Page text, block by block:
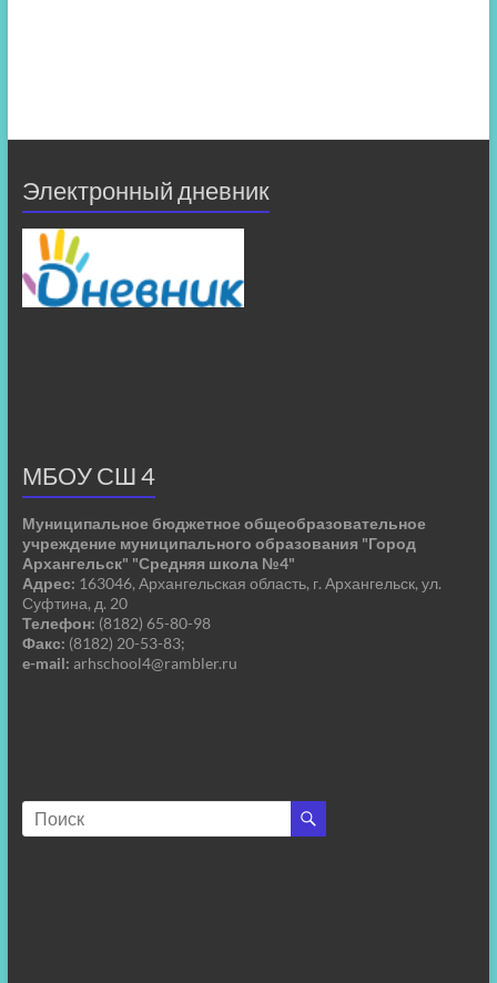
Электронный дневник
МБОУ СШ 4
Муниципальное бюджетное общеобразовательное
учреждение муниципального образования "Город
Архангельск" "Средняя школа №4"
Адрес: 163046, Архангельская область, г. Архангельск, ул.
Суфтина, д. 20
Телефон: (8182) 65-80-98
Факс: (8182) 20-53-83;
e-mail: arhschool4@rambler.ru